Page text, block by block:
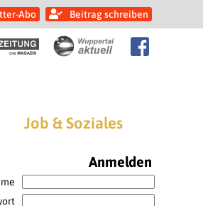
Abo Beitrag schreiben
Job & Soziales
Anmelden